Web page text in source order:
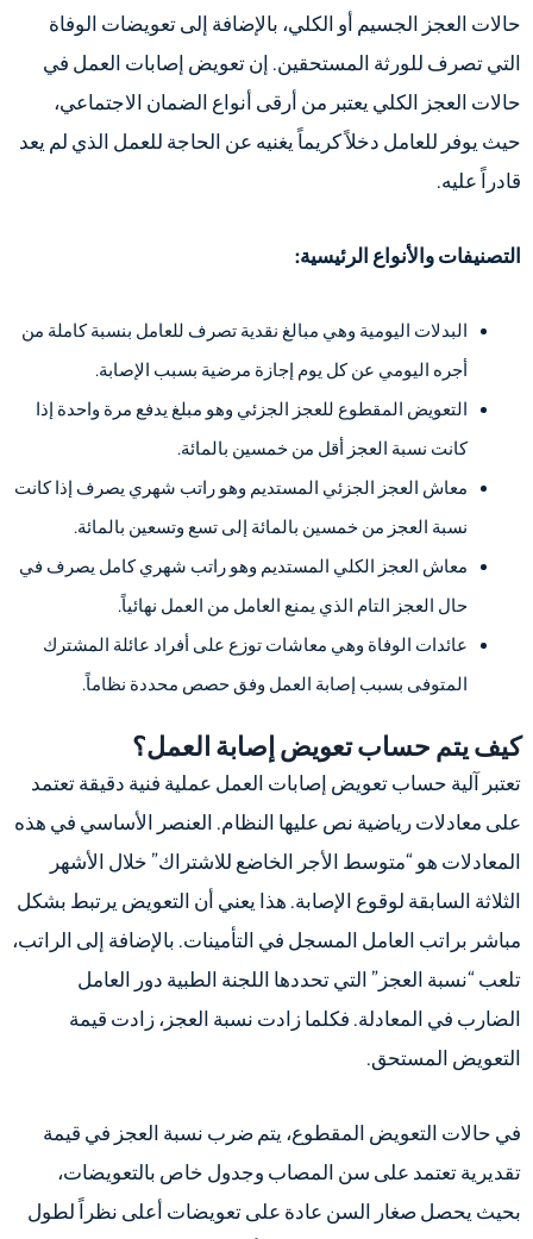
حالات العجز الجسيم أو الكلي، بالإضافة إلى تعويضات الوفاة
التي تصرف للورثة المستحقين. إن تعويض إصابات العمل في
حالات العجز الكلي يعتبر من أرقى أنواع الضمان الاجتماعي،
حيث يوفر للعامل دخلاً كريماً يغنيه عن الحاجة للعمل الذي لم يعد
قادراً عليه.
التصنيفات والأنواع الرئيسية:
البدلات اليومية وهي مبالغ نقدية تصرف للعامل بنسبة كاملة من
أجره اليومي عن كل يوم إجازة مرضية بسبب الإصابة.
التعويض المقطوع للعجز الجزئي وهو مبلغ يدفع مرة واحدة إذا
كانت نسبة العجز أقل من خمسين بالمائة.
معاش العجز الجزئي المستديم وهو راتب شهري يصرف إذا كانت
نسبة العجز من خمسين بالمائة إلى تسع وتسعين بالمائة.
معاش العجز الكلي المستديم وهو راتب شهري كامل يصرف في
حال العجز التام الذي يمنع العامل من العمل نهائياً.
عائدات الوفاة وهي معاشات توزع على أفراد عائلة المشترك
المتوفى بسبب إصابة العمل وفق حصص محددة نظاماً.
كيف يتم حساب تعويض إصابة العمل؟
تعتبر آلية حساب تعويض إصابات العمل عملية فنية دقيقة تعتمد
على معادلات رياضية نص عليها النظام. العنصر الأساسي في هذه
المعادلات هو “متوسط الأجر الخاضع للاشتراك” خلال الأشهر
الثلاثة السابقة لوقوع الإصابة. هذا يعني أن التعويض يرتبط بشكل
مباشر براتب العامل المسجل في التأمينات. بالإضافة إلى الراتب،
تلعب “نسبة العجز” التي تحددها اللجنة الطبية دور العامل
الضارب في المعادلة. فكلما زادت نسبة العجز، زادت قيمة
التعويض المستحق.
في حالات التعويض المقطوع، يتم ضرب نسبة العجز في قيمة
تقديرية تعتمد على سن المصاب وجدول خاص بالتعويضات،
بحيث يحصل صغار السن عادة على تعويضات أعلى نظراً لطول